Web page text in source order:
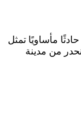
مأساويًا تمثل
من مدينة